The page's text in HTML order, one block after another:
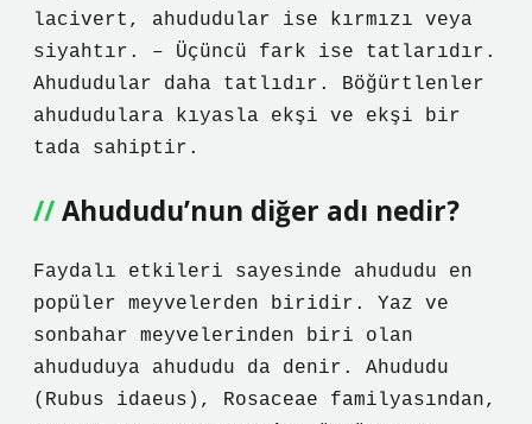
lacivert, ahududular ise kırmızı veya
siyahtır. – Üçüncü fark ise tatlarıdır.
Ahududular daha tatlıdır. Böğürtlenler
ahududulara kıyasla ekşi ve ekşi bir
tada sahiptir.
Ahududu’nun diğer adı nedir?
Faydalı etkileri sayesinde ahududu en
popüler meyvelerden biridir. Yaz ve
sonbahar meyvelerinden biri olan
ahududuya ahududu da denir. Ahududu
(Rubus idaeus), Rosaceae familyasından,